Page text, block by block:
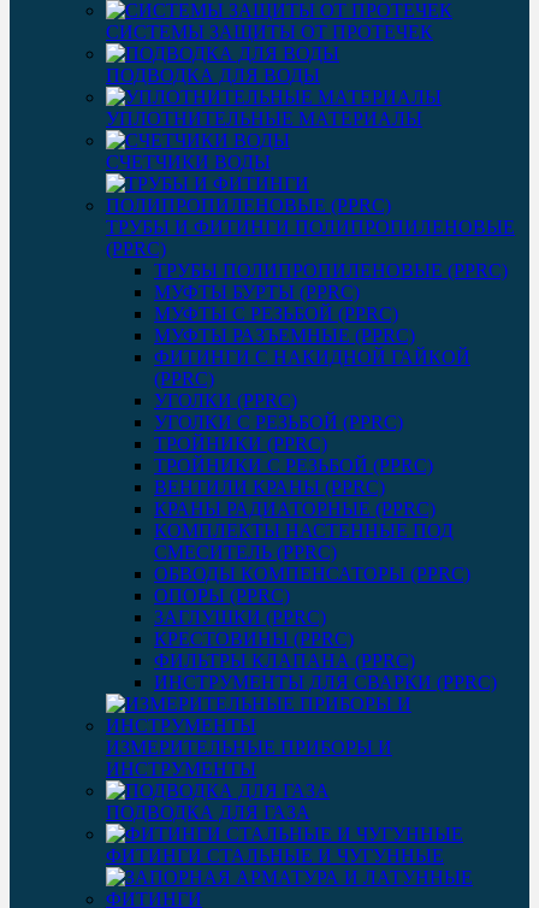
СИСТЕМЫ ЗАЩИТЫ ОТ ПРОТЕЧЕК
ПОДВОДКА ДЛЯ ВОДЫ
УПЛОТНИТЕЛЬНЫЕ МАТЕРИАЛЫ
СЧЕТЧИКИ ВОДЫ
ТРУБЫ И ФИТИНГИ ПОЛИПРОПИЛЕНОВЫЕ
(PPRC)
ТРУБЫ ПОЛИПРОПИЛЕНОВЫЕ (PPRC)
МУФТЫ БУРТЫ (PPRC)
МУФТЫ C РЕЗЬБОЙ (PPRC)
МУФТЫ РАЗЪЕМНЫЕ (PPRC)
ФИТИНГИ С НАКИДНОЙ ГАЙКОЙ
(PPRC)
УГОЛКИ (PPRC)
УГОЛКИ С РЕЗЬБОЙ (PPRC)
ТРОЙНИКИ (PPRC)
ТРОЙНИКИ С РЕЗЬБОЙ (PPRC)
ВЕНТИЛИ КРАНЫ (PPRC)
КРАНЫ РАДИАТОРНЫЕ (PPRC)
КОМПЛЕКТЫ НАСТЕННЫЕ ПОД
СМЕСИТЕЛЬ (PPRC)
ОБВОДЫ КОМПЕНСАТОРЫ (PPRC)
ОПОРЫ (PPRC)
ЗАГЛУШКИ (PPRC)
КРЕСТОВИНЫ (PPRC)
ФИЛЬТРЫ КЛАПАНА (PPRC)
ИНСТРУМЕНТЫ ДЛЯ СВАРКИ (PPRC)
ИЗМЕРИТЕЛЬНЫЕ ПРИБОРЫ И
ИНСТРУМЕНТЫ
ПОДВОДКА ДЛЯ ГАЗА
ФИТИНГИ СТАЛЬНЫЕ И ЧУГУННЫЕ